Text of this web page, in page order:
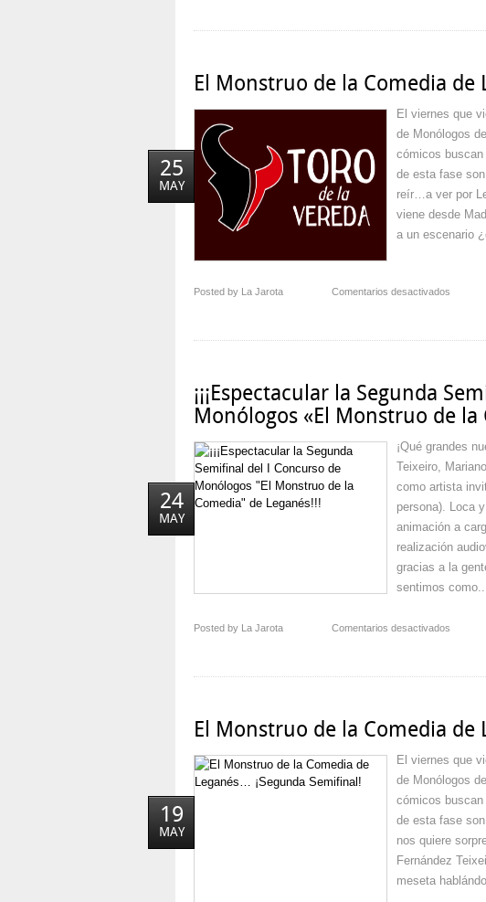
Tercera
El
de
la
Comedia
de
El Monstruo de la Comedia de
25
MAY
El viernes que
de Monólogos
cómicos
de esta fase
reír…a ver por
viene desde
a un escenario
Posted by La Jarota Comentarios desactivados
de
de
¡¡¡Espectacular la Segunda
Monólogos «El Monstruo de la
24
MAY
¡Qué grandes
Teixeiro,
como artista
persona). Loca
animación a
realización
gracias a la
sentimos
Posted by La Jarota Comentarios desactivados
de
«El
de
El Monstruo de la Comedia de
19
MAY
El viernes que
de Monólogos
cómicos
de esta fase
nos quiere
Fernández
meseta